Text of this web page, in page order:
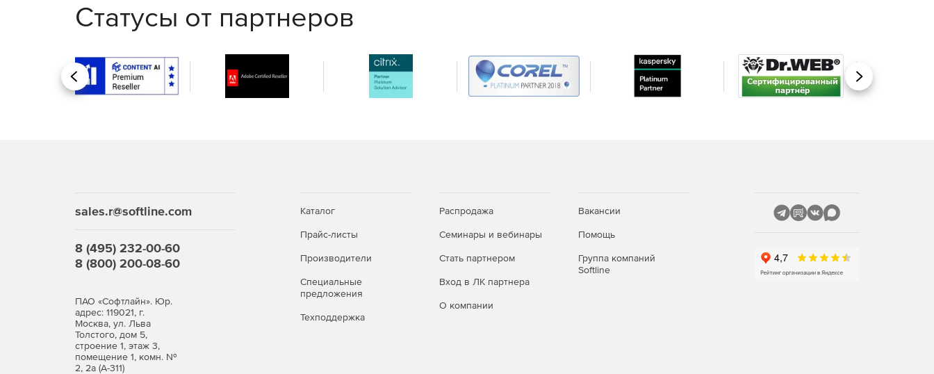
Сертификаты:
Сертификат на ПАК «Рутокен Lite» №2589 ФСТЭК РФ. Программно-аппаратный комплекс Рутокен Lite
является программно-техническим средством обработки информации и соответствует требованиям
руководящего документа «Защита от несанкционированного доступа к информации. Часть 1.
Статусы от партнеров
Назад Вперед
sales.r@softline.com
8 (495) 232-00-60
8 (800) 200-08-60
ПАО «Софтлайн». Юр.
адрес: 119021, г.
Москва, ул. Льва
Толстого, дом 5,
строение 1, этаж 3,
помещение 1, комн. №
2, 2а (А-311)
Каталог
Прайс-листы
Производители
Специальные
предложения
Техподдержка
Распродажа
Семинары и вебинары
Стать партнером
Вход в ЛК партнера
О компании
Вакансии
Помощь
Группа компаний
Softline